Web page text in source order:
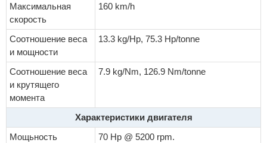
Максимальная
скорость
160 km/h
Соотношение веса
и мощности
13.3 kg/Hp, 75.3 Hp/tonne
Соотношение веса
и крутящего
момента
7.9 kg/Nm, 126.9 Nm/tonne
Характеристики двигателя
Мощьность
70 Hp @ 5200 rpm.